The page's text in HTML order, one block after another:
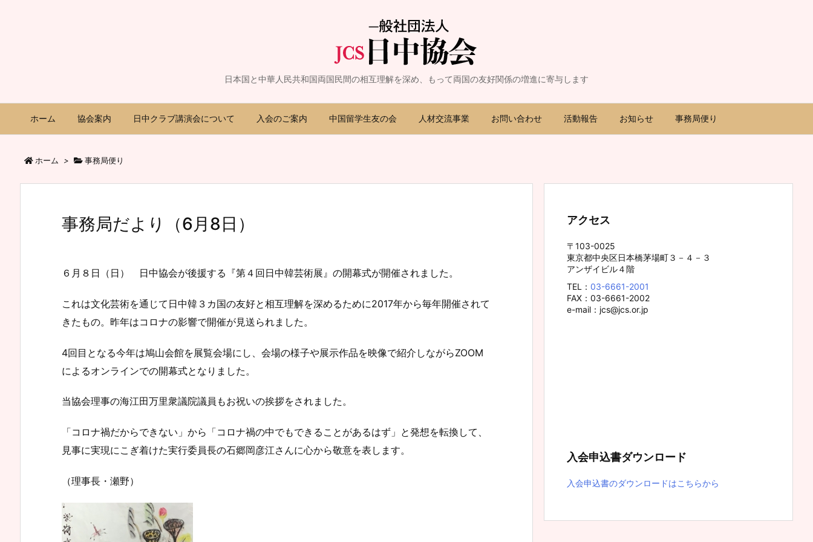
日本国と中華人民共和国両国民間の相互理解を深め、もって両国の友好関係の増進に寄与します
ホーム 協会案内 日中クラブ講演会について 入会のご案内 中国留学生友の会 人材交流事業 お問い合わせ 活動報告 お知らせ 事務局便り
ホーム > 事務局便り
事務局だより（6月8日）
６月８日（日） 日中協会が後援する『第４回日中韓芸術展』の開幕式が開催されました。
これは文化芸術を通じて日中韓３カ国の友好と相互理解を深めるために2017年から毎年開催されて
きたもの。昨年はコロナの影響で開催が見送られました。
4回目となる今年は鳩山会館を展覧会場にし、会場の様子や展示作品を映像で紹介しながらZOOM
によるオンラインでの開幕式となりました。
当協会理事の海江田万里衆議院議員もお祝いの挨拶をされました。
「コロナ禍だからできない」から「コロナ禍の中でもできることがあるはず」と発想を転換して、
見事に実現にこぎ着けた実行委員長の石郷岡彦江さんに心から敬意を表します。
（理事長・瀬野）
アクセス
〒103-0025
東京都中央区日本橋茅場町３－４－３
アンザイビル４階
TEL： 03-6661-2001
FAX：03-6661-2002
e-mail：jcs@jcs.or.jp
入会申込書ダウンロード
入会申込書のダウンロードはこちらから